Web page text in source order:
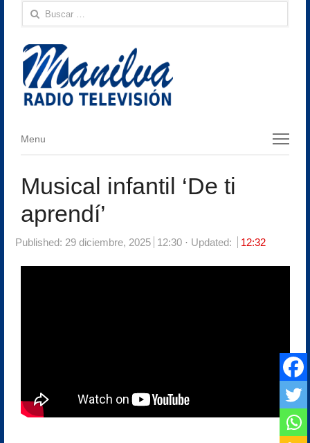
Buscar:
Menu
Menu
Musical infantil ‘De ti
aprendí’
Published: 29 diciembre, 2025 12:30 Updated: 12:32